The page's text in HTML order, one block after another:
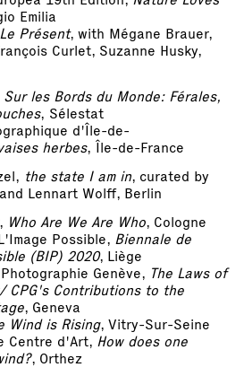
Emilia
Le Présent, with Mégane Brauer,
Curlet, Suzanne Husky,
Sur les Bords du Monde: Férales,
, Sélestat
d'Île-de-
herbes, Île-de-France
the state I am in, curated by
Lennart Wolff, Berlin
Who Are We Are Who, Cologne
Possible, Biennale de
(BIP) 2020, Liège
Genève, The Laws of
CPG's Contributions to the
, Geneva
Wind is Rising, Vitry-Sur-Seine
Centre d'Art, How does one
, Orthez